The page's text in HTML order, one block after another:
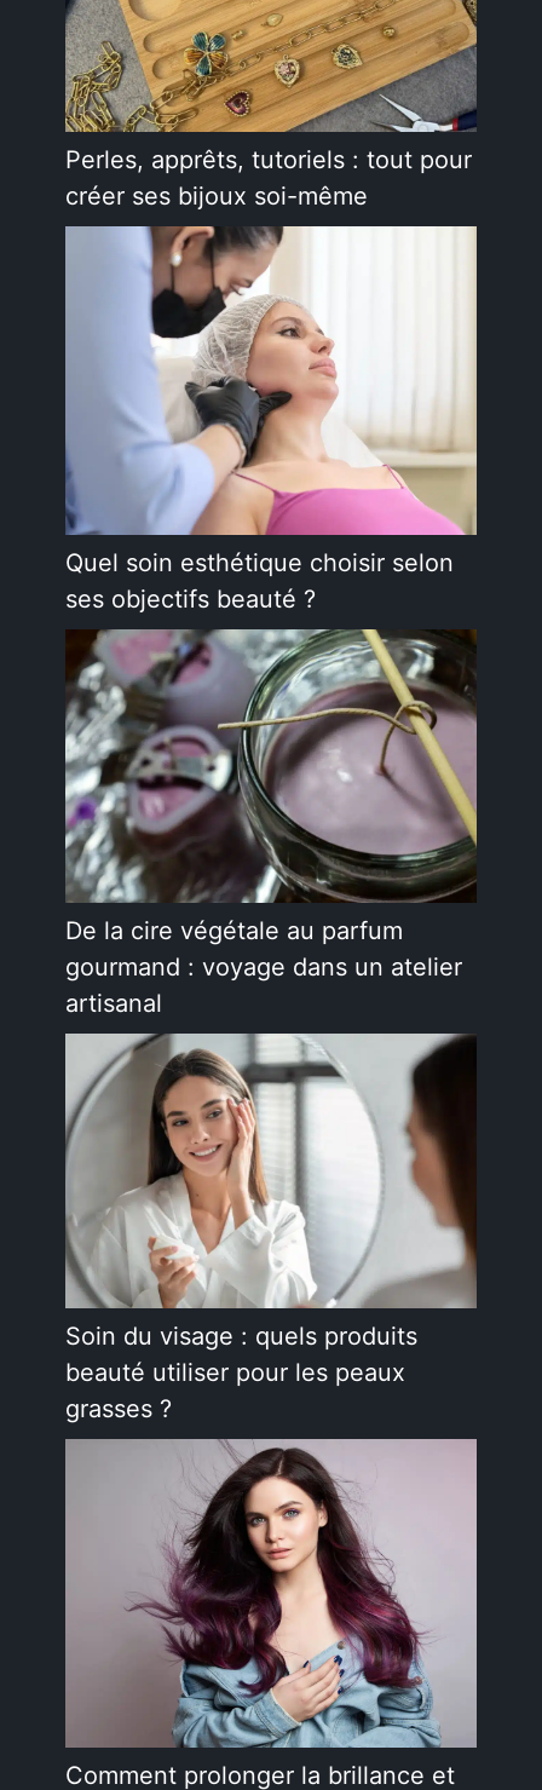
Perles, apprêts, tutoriels : tout pour
créer ses bijoux soi-même
Quel soin esthétique choisir selon
ses objectifs beauté ?
De la cire végétale au parfum
gourmand : voyage dans un atelier
artisanal
Soin du visage : quels produits
beauté utiliser pour les peaux
grasses ?
Comment prolonger la brillance et